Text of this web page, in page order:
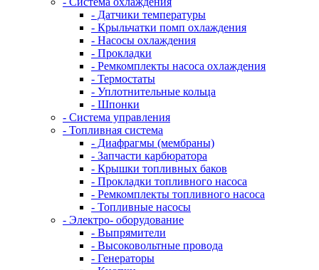
- Датчики температуры
- Крыльчатки помп охлаждения
- Насосы охлаждения
- Прокладки
- Ремкомплекты насоса охлаждения
- Термостаты
- Уплотнительные кольца
- Шпонки
- Система управления
- Топливная система
- Диафрагмы (мембраны)
- Запчасти карбюратора
- Крышки топливных баков
- Прокладки топливного насоса
- Ремкомплекты топливного насоса
- Топливные насосы
- Электро- оборудование
- Выпрямители
- Высоковольтные провода
- Генераторы